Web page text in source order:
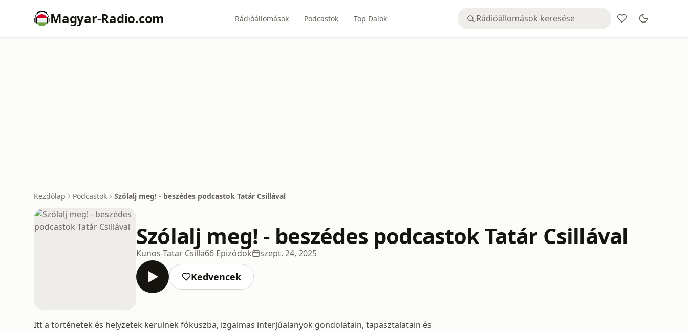
Magyar-Radio.com Rádióállomások Podcastok Top Dalok
Kezdőlap Podcastok Szólalj meg! - beszédes podcastok Tatár Csillával
Szólalj meg! - beszédes podcastok Tatár Csillával
Kunos-Tatar Csilla66 Epizódok szept. 24, 2025
Kedvencek
Itt a történetek és helyzetek kerülnek fókuszba, izgalmas interjúalanyok gondolatain, tapasztalatain és